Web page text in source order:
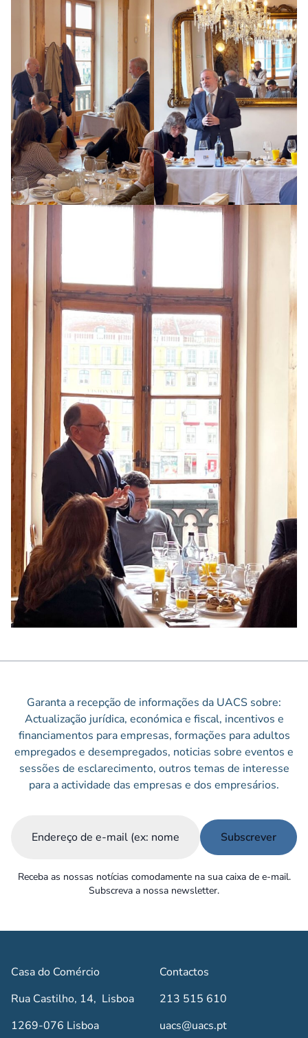
Garanta a recepção de informações da UACS sobre:
Actualização jurídica, económica e fiscal, incentivos e
financiamentos para empresas, formações para adultos
empregados e desempregados, noticias sobre eventos e
sessões de esclarecimento, outros temas de interesse
para a actividade das empresas e dos empresários.
Receba as nossas notícias comodamente na sua caixa de e-mail.
Subscreva a nossa newsletter.
Casa do Comércio
Rua Castilho, 14, Lisboa
1269-076 Lisboa
Contactos
213 515 610
uacs@uacs.pt